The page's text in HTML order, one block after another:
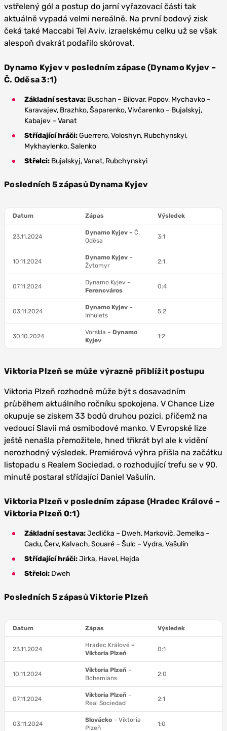
vstřelený gól a postup do jarní vyřazovací části tak
aktuálně vypadá velmi nereálně. Na první bodový zisk
čeká také Maccabi Tel Aviv, izraelskému celku už se však
alespoň dvakrát podařilo skórovat.
Dynamo Kyjev v posledním zápase (Dynamo Kyjev –
Č. Oděsa 3:1)
Základní sestava: Buschan – Bilovar, Popov, Mychavko –
Karavajev, Brazhko, Šaparenko, Vivčarenko – Bujalskyj,
Kabajev – Vanat
Střídající hráči:Guerrero, Voloshyn, Rubchynskyi,
Mykhaylenko, Salenko
Střelci: Bujalskyj, Vanat, Rubchynskyi
Posledních 5 zápasů Dynama Kyjev
Datum Zápas Výsledek
23.11.2024
Dynamo Kyjev – Č.
Oděsa
3:1
10.11.2024
Dynamo Kyjev –
Žytomyr
2:1
07.11.2024
Dynamo Kyjev –
Ferencváros
0:4
03.11.2024
Dynamo Kyjev –
Inhulets
5:2
30.10.2024
Vorskla – Dynamo
Kyjev
1:2
Viktoria Plzeň se může výrazně přiblížit postupu
Viktoria Plzeň rozhodně může být s dosavadním
průběhem aktuálního ročníku spokojena. V Chance Lize
okupuje se ziskem 33 bodů druhou pozici, přičemž na
vedoucí Slavii má osmibodové manko. V Evropské lize
ještě nenašla přemožitele, hned třikrát byl ale k vidění
nerozhodný výsledek. Premiérová výhra přišla na začátku
listopadu s Realem Sociedad, o rozhodující trefu se v 90.
minutě postaral střídající Daniel Vašulín.
Viktoria Plzeň v posledním zápase (Hradec Králové –
Viktoria Plzeň 0:1)
Základní sestava:Jedlička – Dweh, Markovič, Jemelka –
Cadu, Červ, Kalvach, Souaré – Šulc – Vydra, Vašulín
Střídající hráči:Jirka, Havel, Hejda
Střelci: Dweh
Posledních 5 zápasů Viktorie Plzeň
Datum Zápas Výsledek
23.11.2024
Hradec Králové –
Viktoria Plzeň
0:1
10.11.2024
Viktoria Plzeň –
Bohemians
2:0
07.11.2024
Viktoria Plzeň –
Real Sociedad
2:1
03.11.2024
Slovácko – Viktoria
Plzeň
1:0